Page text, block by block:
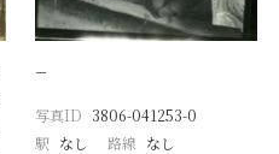
−
写真ID 3806-041253-0
駅 なし 路線 なし